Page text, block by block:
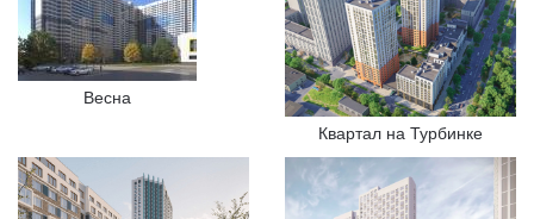
Весна
Квартал на Турбинке